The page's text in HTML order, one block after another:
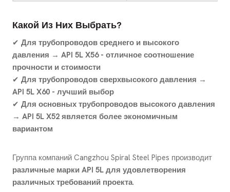
Какой Из Них Выбрать?
✔ Для трубопроводов среднего и высокого
давления → API 5L X56 - отличное соотношение
прочности и стоимости
✔ Для трубопроводов сверхвысокого давления →
API 5L X60 - лучший выбор
✔ Для основных трубопроводов высокого давления
→ API 5L X52 является более экономичным
вариантом
Группа компаний Cangzhou Spiral Steel Pipes производит
различные марки API 5L для удовлетворения
различных требований проекта.